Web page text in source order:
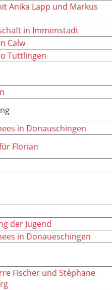
Anika Lapp und Markus
in Immenstadt
Calw
Tuttlingen
in Donauschingen
Florian
der Jugend
in Donaueschingen
Fischer und Stéphane